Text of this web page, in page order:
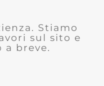
Stiamo
sul sito e
a breve.